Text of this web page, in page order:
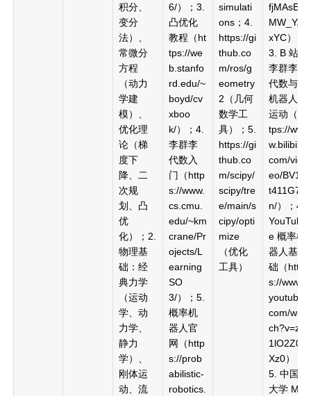
积分、
变分
法）、
常微分
方程
（动力
学建
模）、
优化理
论（梯
度下
降、二
次规
划、凸
优
化）；2.
物理基
础：经
典力学
（运动
学、动
力学、
静力
学）、
刚体运
动、流
6/）；3.
凸优化
教程（ht
tps://we
b.stanfo
rd.edu/~
boyd/cv
xboo
k/）；4.
李群李
代数入
门（http
s://www.
cs.cmu.
edu/~km
crane/Pr
ojects/L
earning
SO
3/）；5.
概率机
器人官
网（http
s://prob
abilistic-
robotics.
simulati
ons；4.
https://gi
thub.co
m/ros/g
eometry
2（几何
数学工
具）；5.
https://gi
thub.co
m/scipy/
scipy/tre
e/main/s
cipy/opti
mize
（优化
工具）
fjMAsE
MW_YAr
xYC）；
3. B 站
李群李
代数与
机器人
运动（ht
tps://ww
w.bilibili.
com/vid
eo/BV1z
t411G7V
n/）；4.
YouTub
e 概率机
器人基
础（http
s://www.
youtube.
com/wat
ch?v=zR
1lO2Z0
Xz0）；
5. 中国
大学 MO